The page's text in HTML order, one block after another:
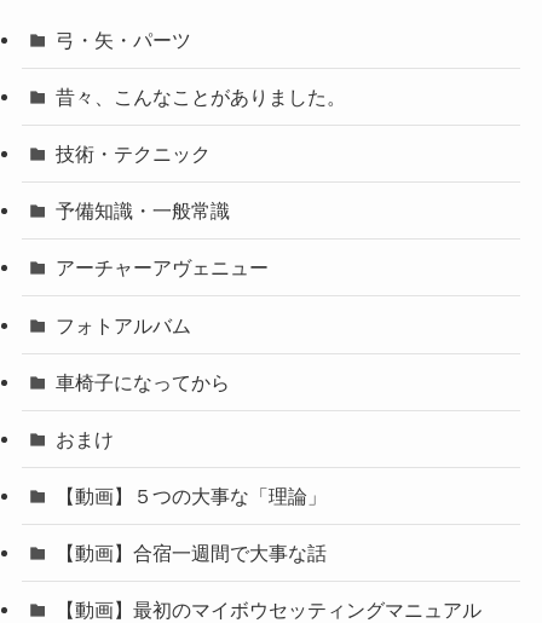
弓・矢・パーツ
昔々、こんなことがありました。
技術・テクニック
予備知識・一般常識
アーチャーアヴェニュー
フォトアルバム
車椅子になってから
おまけ
【動画】５つの大事な「理論」
【動画】合宿一週間で大事な話
【動画】最初のマイボウセッティングマニュアル